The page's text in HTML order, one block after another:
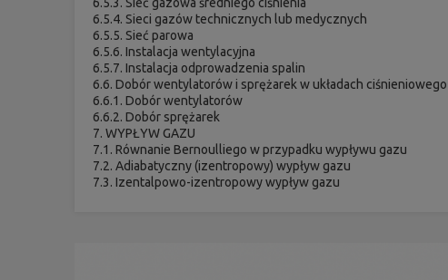
6.5.4. Sieci gazów technicznych lub medycznych
6.5.5. Sieć parowa
6.5.6. Instalacja wentylacyjna
6.5.7. Instalacja odprowadzenia spalin
6.6. Dobór wentylatorów i sprężarek w układach
6.6.1. Dobór wentylatorów
6.6.2. Dobór sprężarek
7. WYPŁYW GAZU
7.1. Równanie Bernoulliego w przypadku wypływu gazu
7.2. Adiabatyczny (izentropowy) wypływ gazu
7.3. Izentalpowo-izentropowy wypływ gazu